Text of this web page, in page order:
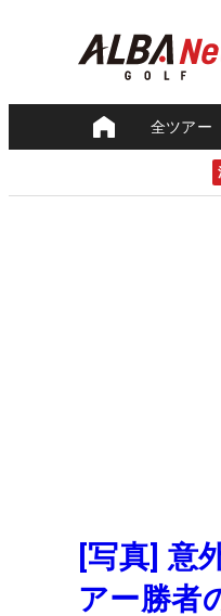
全ツアー
[写真] 意
アー勝者